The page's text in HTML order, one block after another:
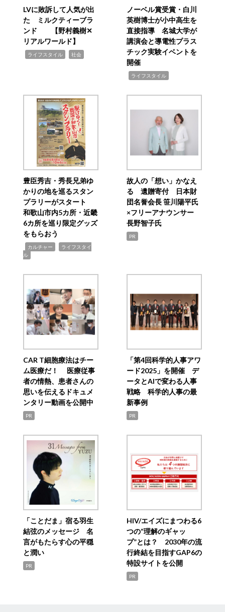
LVに敗訴して人気が出
た ミルクティーブラ
ンド 【野村義樹✕
リアルワールド】
ライフスタイル 社会
ノーベル賞受賞・白川
英樹博士が小中高生を
直接指導 名城大学が
講演会と導電性プラス
チック実験イベントを
開催
ライフスタイル
豊臣秀吉・秀長兄弟ゆ
かりの地を巡るスタン
プラリーがスタート
和歌山市内5カ所・近畿
6カ所を巡り限定グッズ
をもらおう
カルチャー
ライフスタイ
ル
故人の「想い」かなえ
る 遺贈寄付 日本財
団名誉会長 笹川陽平氏
×フリーアナウンサー
長野智子氏
PR
CAR T細胞療法はチー
ム医療だ！ 医療従事
者の情熱、患者さんの
思いを伝えるドキュメ
ンタリー動画を公開中
PR
「第4回科学的人事アワ
ード2025」を開催 デ
ータとAIで変わる人事
戦略 科学的人事の最
新事例
PR
「ことだま」宿る羽生
結弦のメッセージ 名
言がもたらす心の平穏
と潤い
PR
HIV/エイズにまつわる6
つの“理解のギャッ
プ”とは？ 2030年の流
行終結を目指すGAP6の
特設サイトを公開
PR